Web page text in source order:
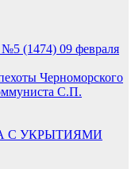
№5 (1474) 09 февраля
Черноморского
С.П.
С УКРЫТИЯМИ